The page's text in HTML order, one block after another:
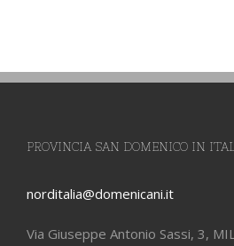
PROVINCIA SAN DOMENICO IN
norditalia@domenicani.it
Via Giuseppe Antonio Sassi, 3,